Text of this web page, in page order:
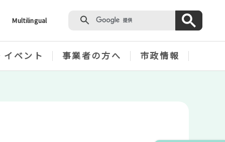
Multilingual
イベント 事業者の方へ 市政情報